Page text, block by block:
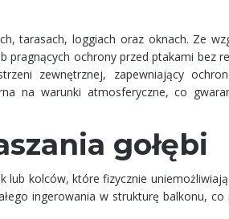
tarasach, loggiach oraz oknach. Ze
pragnących ochrony przed ptakami bez
zewnętrznej, zapewniający
na warunki atmosferyczne, co
gołębi
lub kolców, które fizycznie
ingerowania w strukturę balkonu, co